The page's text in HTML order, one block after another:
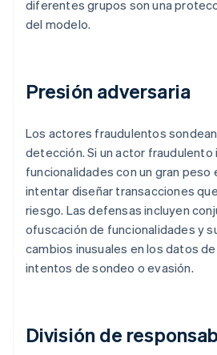
diferentes grupos son una
del modelo.
Presión adversaria
Los actores fraudulentos
detección. Si un actor
funcionalidades con un gran peso
intentar diseñar transacciones
riesgo. Las defensas incluyen
ofuscación de funcionalidades y
cambios inusuales en los datos
intentos de sondeo o evasión.
División de